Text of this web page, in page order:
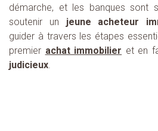
démarche, et les banques sont
soutenir un jeune acheteur
guider à travers les étapes
premier achat immobilier et en
judicieux.